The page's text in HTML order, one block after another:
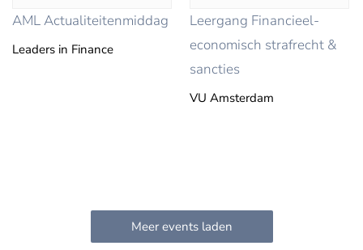
AML Actualiteitenmiddag
Leaders in Finance
Leergang Financieel-
economisch strafrecht &
sancties
VU Amsterdam